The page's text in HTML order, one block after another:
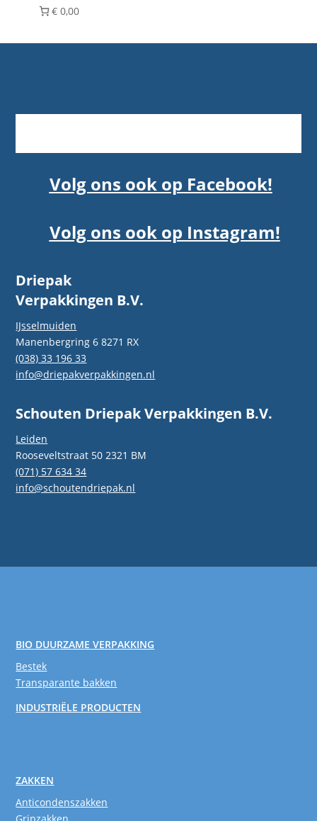
€ 0,00
Volg ons ook op Facebook!
Volg ons ook op Instagram!
Driepak
Verpakkingen B.V.
IJsselmuiden
Manenbergring 6 8271 RX
(038) 33 196 33
info@driepakverpakkingen.nl
Schouten Driepak Verpakkingen B.V.
Leiden
Rooseveltstraat 50 2321 BM
(071) 57 634 34
info@schoutendriepak.nl
BIO DUURZAME VERPAKKING
Bestek
Transparante bakken
INDUSTRIËLE PRODUCTEN
ZAKKEN
Anticondenszakken